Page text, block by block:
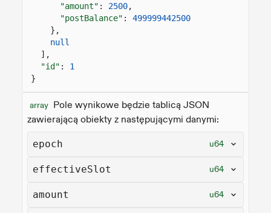
"amount" : 2500,
"postBalance" :
499999442500
},
null
],
"id" :
1
}
array Pole wynikowe będzie tablicą JSON
zawierającą obiekty z następującymi danymi:
epoch u64
effectiveSlot u64
amount u64